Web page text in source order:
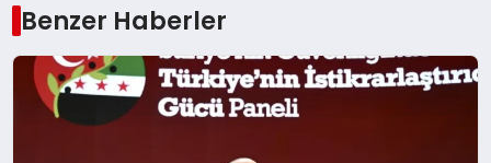
Benzer Haberler